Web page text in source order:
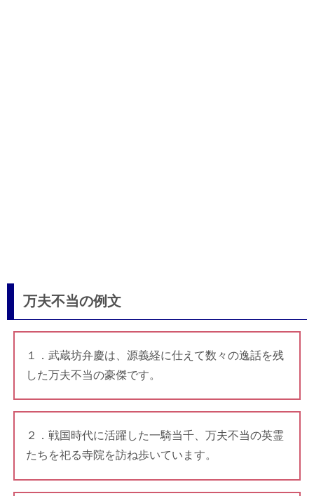
万夫不当の例文
１．武蔵坊弁慶は、源義経に仕えて数々の逸話を残
した万夫不当の豪傑です。
２．戦国時代に活躍した一騎当千、万夫不当の英霊
たちを祀る寺院を訪ね歩いています。